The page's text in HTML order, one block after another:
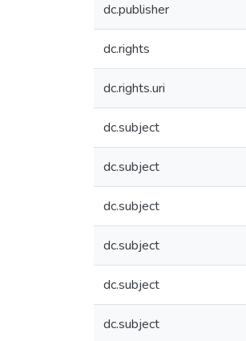
dc.publisher
dc.rights
dc.rights.uri
dc.subject
dc.subject
dc.subject
dc.subject
dc.subject
dc.subject